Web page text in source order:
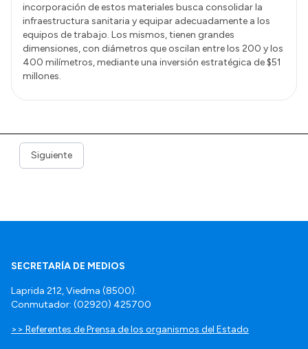
incorporación de estos materiales busca consolidar la
infraestructura sanitaria y equipar adecuadamente a los
equipos de trabajo. Los mismos, tienen grandes
dimensiones, con diámetros que oscilan entre los 200 y los
400 milímetros, mediante una inversión estratégica de $51
millones.
Siguiente
SECRETARÍA DE MEDIOS
Laprida 212, Viedma (8500).
Conmutador: (02920) 425700
>> Referentes de Prensa de los organismos del Estado